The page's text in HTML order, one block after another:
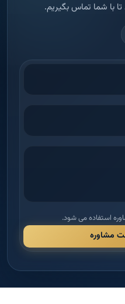
با شما تماس بگیریم.
استفاده می شود.
مشاوره